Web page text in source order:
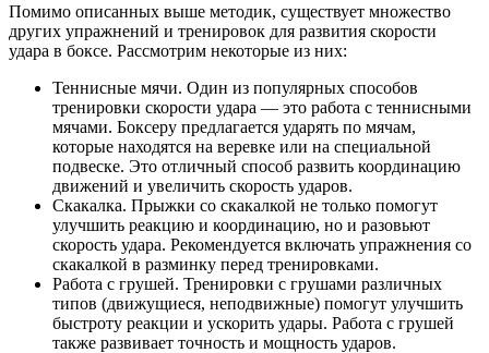
Помимо описанных выше методик, существует множество
других упражнений и тренировок для развития скорости
удара в боксе. Рассмотрим некоторые из них:
Теннисные мячи. Один из популярных способов
тренировки скорости удара — это работа с теннисными
мячами. Боксеру предлагается ударять по мячам,
которые находятся на веревке или на специальной
подвеске. Это отличный способ развить координацию
движений и увеличить скорость ударов.
Скакалка. Прыжки со скакалкой не только помогут
улучшить реакцию и координацию, но и разовьют
скорость удара. Рекомендуется включать упражнения со
скакалкой в разминку перед тренировками.
Работа с грушей. Тренировки с грушами различных
типов (движущиеся, неподвижные) помогут улучшить
быстроту реакции и ускорить удары. Работа с грушей
также развивает точность и мощность ударов.